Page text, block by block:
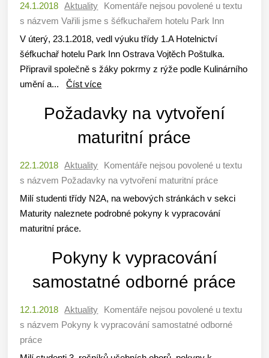
24.1.2018 Aktuality Komentáře nejsou povolené u textu
s názvem Vařili jsme s šéfkuchařem hotelu Park Inn
V úterý, 23.1.2018, vedl výuku třídy 1.A Hotelnictví
šéfkuchař hotelu Park Inn Ostrava Vojtěch Poštulka.
Připravil společně s žáky pokrmy z rýže podle Kulinárního
umění a...Číst více
Požadavky na vytvoření
maturitní práce
22.1.2018 Aktuality Komentáře nejsou povolené u textu
s názvem Požadavky na vytvoření maturitní práce
Milí studenti třídy N2A, na webových stránkách v sekci
Maturity naleznete podrobné pokyny k vypracování
maturitní práce.
Pokyny k vypracování
samostatné odborné práce
12.1.2018 Aktuality Komentáře nejsou povolené u textu
s názvem Pokyny k vypracování samostatné odborné
práce